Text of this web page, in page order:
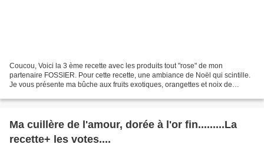
Coucou, Voici la 3 ème recette avec les produits tout "rose" de mon
partenaire FOSSIER. Pour cette recette, une ambiance de Noël qui scintille.
Je vous présente ma bûche aux fruits exotiques, orangettes et noix de
Ma cuillère de l'amour, dorée à l'or fin.........La
recette+ les votes....